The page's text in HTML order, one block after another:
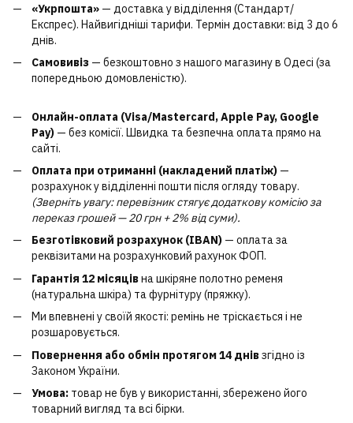
«Укрпошта» — доставка у відділення (Стандарт/
Експрес). Найвигідніші тарифи. Термін доставки: від 3 до 6
днів.
Самовивіз — безкоштовно з нашого магазину в Одесі (за
попередньою домовленістю).
Онлайн-оплата (Visa/Mastercard, Apple Pay, Google
Pay) — без комісії. Швидка та безпечна оплата прямо на
сайті.
Оплата при отриманні (накладений платіж) —
розрахунок у відділенні пошти після огляду товару.
(Зверніть увагу: перевізник стягує додаткову комісію за
переказ грошей — 20 грн + 2% від суми).
Безготівковий розрахунок (IBAN) — оплата за
реквізитами на розрахунковий рахунок ФОП.
Гарантія 12 місяцівна шкіряне полотно ременя
(натуральна шкіра) та фурнітуру (пряжку).
Ми впевнені у своїй якості: ремінь не тріскається і не
розшаровується.
Повернення або обмін протягом 14 днівзгідно із
Законом України.
Умова: товар не був у використанні, збережено його
товарний вигляд та всі бірки.